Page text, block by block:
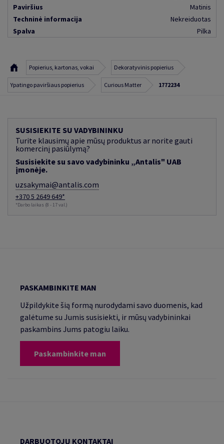
Paviršius
Matinis
Techninė informacija
Nekreiduotas
Spalva
Pilka
Popierius, kartonas, vokai Dekoratyvinis popierius
Ypatingo paviršiaus popierius Curious Matter 1772234
SUSISIEKITE SU VADYBININKU
Turite klausimų apie mūsų produktus ar norite gauti
komercinį pasiūlymą?
Susisiekite su savo vadybininku „Antalis" UAB
įmonėje.
uzsakymai@antalis.com
+370 5 2649 649*
*Darbo laikas (8 - 17 val.)
PASKAMBINKITE MAN
Užpildykite šią formą nurodydami savo duomenis, kad
galėtume su Jumis susisiekti, ir mūsų vadybininkai
paskambins Jums patogiu laiku.
Paskambinkite man
DARBUOTOJŲ KONTAKTAI